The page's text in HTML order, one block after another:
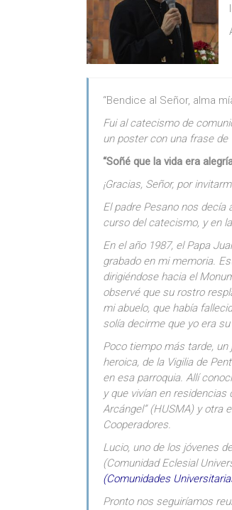
“Bendice al Señor, alma
Fui al catecismo de
un poster con una frase de
“Soñé que la vida era
¡Gracias, Señor, por
El padre Pesano nos decía
curso del catecismo, y en
En el año 1987, el Papa
grabado en mi memoria.
dirigiéndose hacia el
observé que su rostro
mi abuelo, que había
solía decirme que yo era
Poco tiempo más tarde, un
heroica, de la Vigilia de
en esa parroquia. Allí
y que vivían en residencias
Arcángel” (HUSMA) y otra
Cooperadores.
Lucio, uno de los jóvenes
(Comunidad Eclesial
(Comunidades
Pronto nos seguiríamos